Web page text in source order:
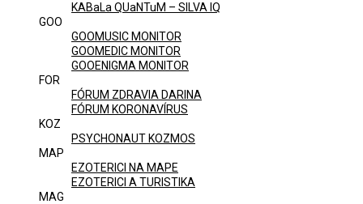
KABaLa QUaNTuM – SILVA IQ
GOO
GOOMUSIC MONITOR
GOOMEDIC MONITOR
GOOENIGMA MONITOR
FOR
FÓRUM ZDRAVIA DARINA
FÓRUM KORONAVÍRUS
KOZ
PSYCHONAUT KOZMOS
MAP
EZOTERICI NA MAPE
EZOTERICI A TURISTIKA
MAG